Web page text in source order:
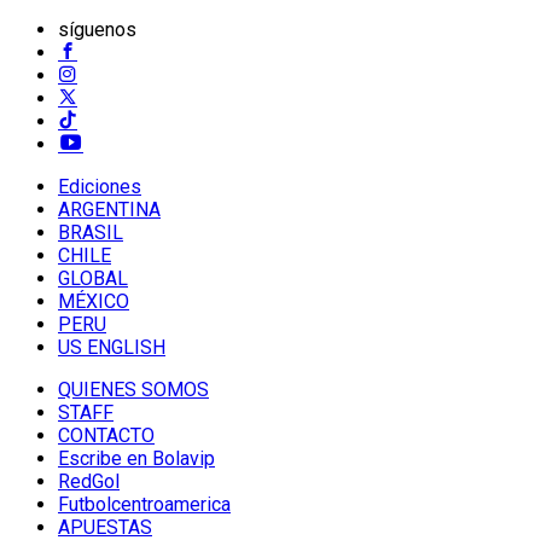
síguenos
Ediciones
ARGENTINA
BRASIL
CHILE
GLOBAL
MÉXICO
PERU
US ENGLISH
QUIENES SOMOS
STAFF
CONTACTO
Escribe en Bolavip
RedGol
Futbolcentroamerica
APUESTAS